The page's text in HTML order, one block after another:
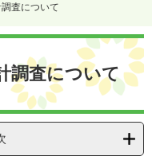
査について
調査について